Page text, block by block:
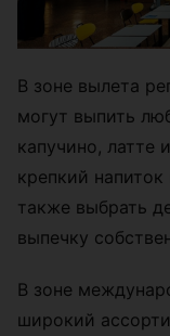
В зоне вылета
могут выпить
капучино, латте
крепкий
также выбрать
выпечку
В зоне
широкий